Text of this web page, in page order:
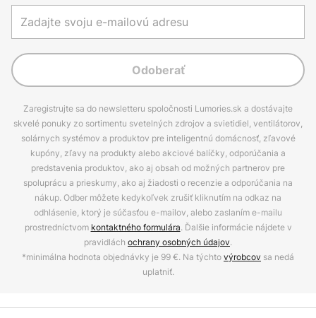
Odoberať
Zaregistrujte sa do newsletteru spoločnosti Lumories.sk a dostávajte
skvelé ponuky zo sortimentu svetelných zdrojov a svietidiel, ventilátorov,
solárnych systémov a produktov pre inteligentnú domácnosť, zľavové
kupóny, zľavy na produkty alebo akciové balíčky, odporúčania a
predstavenia produktov, ako aj obsah od možných partnerov pre
spoluprácu a prieskumy, ako aj žiadosti o recenzie a odporúčania na
nákup. Odber môžete kedykoľvek zrušiť kliknutím na odkaz na
odhlásenie, ktorý je súčasťou e-mailov, alebo zaslaním e-mailu
prostredníctvom kontaktného formulára. Ďalšie informácie nájdete v
pravidlách ochrany osobných údajov.
*minimálna hodnota objednávky je 99 €. Na týchtovýrobcov sa nedá
uplatniť.